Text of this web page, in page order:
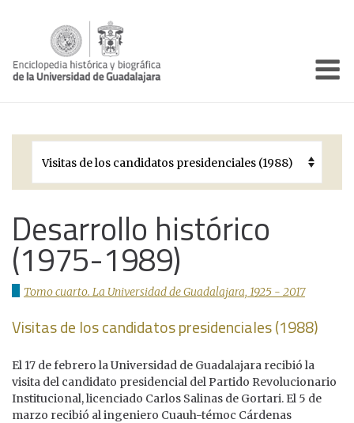
Períodos Históricos
Galería
Documentos institucionales
Desarrollo histórico
(1975-1989)
Tomo cuarto. La Universidad de Guadalajara, 1925 - 2017
Visitas de los candidatos presidenciales (1988)
El 17 de febrero la Universidad de Guadalajara recibió la
visita del candidato presidencial del Partido Revolucionario
Institucional, licenciado Carlos Salinas de Gortari. El 5 de
marzo recibió al ingeniero Cuauh-témoc Cárdenas